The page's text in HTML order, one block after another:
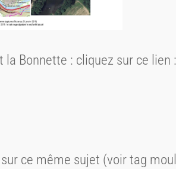
la Bonnette : cliquez sur ce
ce même sujet (voir tag